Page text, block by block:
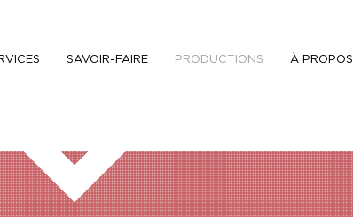
SAVOIR-FAIRE PRODUCTIONS À PROPOS